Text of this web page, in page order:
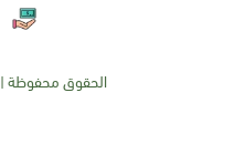
الحقوق محفوظة | 2026